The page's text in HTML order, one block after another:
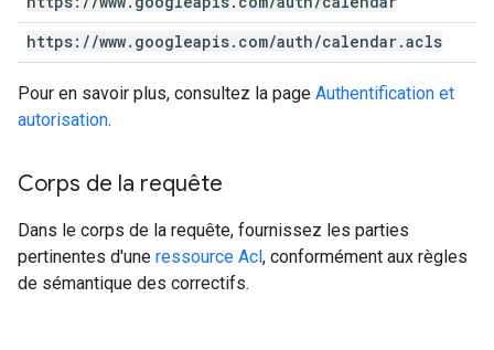
https: //www. googleapis. com/auth/calendar.acls
Pour en savoir plus, consultez la page Authentification et
autorisation.
Corps de la requête
Dans le corps de la requête, fournissez les parties
pertinentes d'une ressource Acl, conformément aux règles
de sémantique des correctifs.